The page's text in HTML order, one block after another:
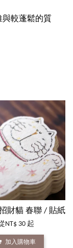
較蓬鬆的質
招財貓 春聯 / 貼紙
NT$ 30 起
加入購物車